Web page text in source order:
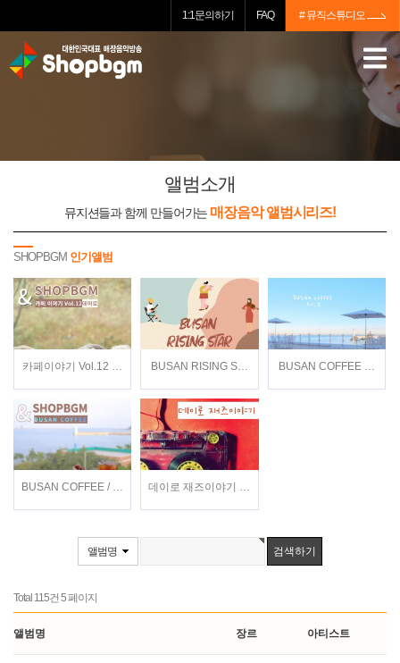
1:1문의하기 FAQ # 뮤직스튜디오
앨범소개
뮤지션들과 함께 만들어가는 매장음악 앨범시리즈!
SHOPBGM 인기앨범
카페이야기 Vol.12 / 데이로(Dayro) / 뉴에이지BUSAN RISING STAR / Various Artists / 재즈,클래
BUSAN COFFEE Vol.2 /
BUSAN COFFEE / 이지형, 현희, 전주란, 정지현 / 가요
데이로 재즈이야기 / 데이로(Dayro) / 재즈
앨범명
Total 115건 5 페이지
앨범명 장르 아티스트